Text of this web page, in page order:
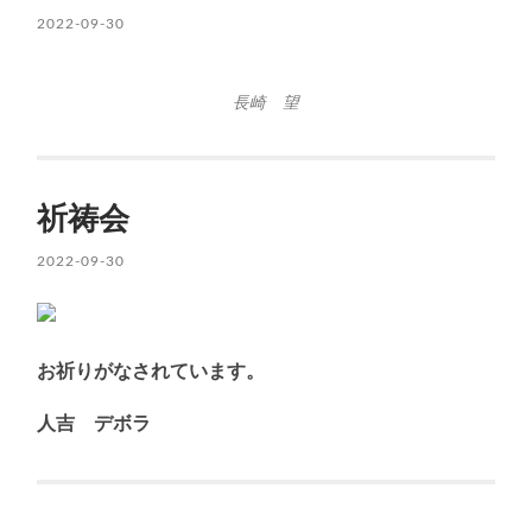
2022-09-30
長崎 望
祈祷会
2022-09-30
お祈りがなされています。
人吉 デボラ